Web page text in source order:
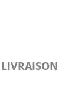
LIVRAISON